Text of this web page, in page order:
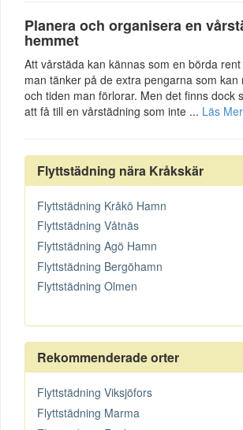
Planera och organisera en
hemmet
Att vårstäda kan kännas som en börda
man tänker på de extra pengarna som kan
och tiden man förlorar. Men det finns dock
att få till en vårstädning som inte ... Läs Mer
Flyttstädning nära Kråkskär
Flyttstädning Kråkö Hamn
Flyttstädning Våtnäs
Flyttstädning Agö Hamn
Flyttstädning Bergöhamn
Flyttstädning Olmen
Rekommenderade orter
Flyttstädning Viksjöfors
Flyttstädning Marma